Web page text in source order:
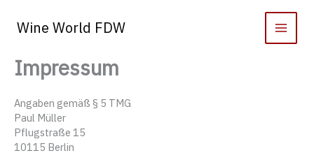
Inhalt
springenWine World FDW
Impressum
Angaben gemäß § 5 TMG
Paul Müller
Pflugstraße 15
10115 Berlin